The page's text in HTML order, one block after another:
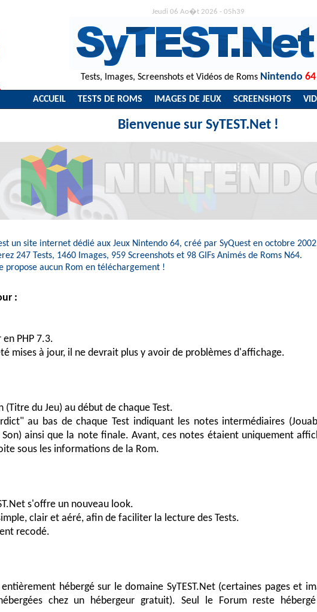
Jeudi 06 Ao�t 2026 - 05h39
Tests, Images, Screenshots et Vidéos de Roms Nintendo 64
ACCUEIL TESTS DE ROMS IMAGES DE JEUX SCREENSHOTS
Bienvenue sur SyTEST.Net !
un site internet dédié aux Jeux Nintendo 64, créé par SyQuest en octobre
247 Tests, 1460 Images, 959 Screenshots et 98 GIFs Animés de Roms N64.
propose aucun Rom en téléchargement !
:
PHP 7.3.
mises à jour, il ne devrait plus y avoir de problèmes d'affichage.
du Jeu) au début de chaque Test.
au bas de chaque Test indiquant les notes intermédiaires
ainsi que la note finale. Avant, ces notes étaient uniquement
sous les informations de la Rom.
s'offre un nouveau look.
clair et aéré, afin de faciliter la lecture des Tests.
recodé.
hébergé sur le domaine SyTEST.Net (certaines pages et
chez un hébergeur gratuit). Seul le Forum reste